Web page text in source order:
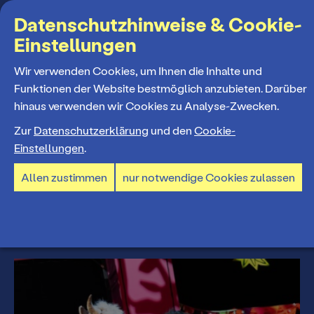
Suchbegriff
MENÜ
Programm
Spielplan
Spielzeiteröffnung
Repertoire
Konzerte 26/27
Repertoire
alle Musiktheater Schauspiel Ballett
Datenschutzhinweise & Cookie-
Einstellungen
Wir verwenden Cookies, um Ihnen die Inhalte und
Funktionen der Website bestmöglich anzubieten. Darüber
hinaus verwenden wir Cookies zu Analyse-Zwecken.
Zur Datenschutzerklärung und den Cookie-
Einstellungen.
Allen zustimmen nur notwendige Cookies zulassen